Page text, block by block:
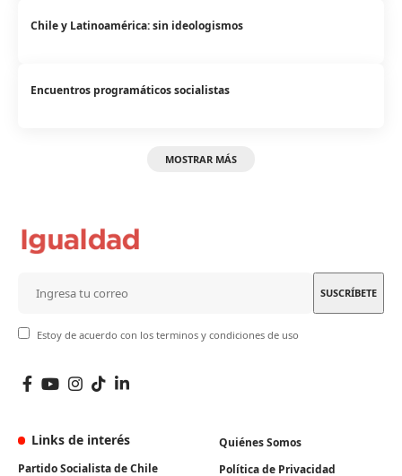
Chile y Latinoamérica: sin ideologismos
Encuentros programáticos socialistas
MOSTRAR MÁS
Estoy de acuerdo con los terminos y condiciones de uso
Links de interés
Partido Socialista de Chile
Quiénes Somos
Política de Privacidad